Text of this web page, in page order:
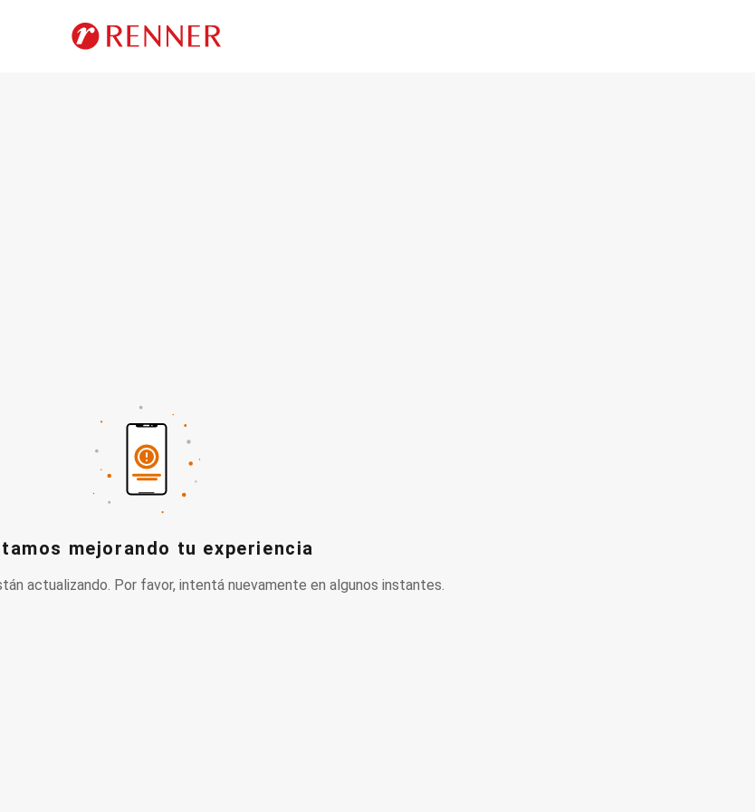
mejorando tu experiencia
actualizando. Por favor, intentá nuevamente en algunos instantes.